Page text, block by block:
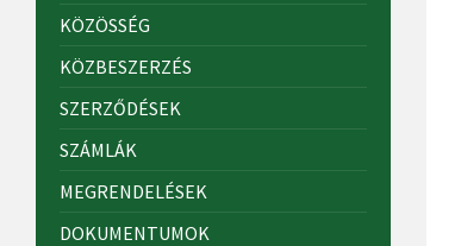
KÖZÖSSÉG
KÖZBESZERZÉS
SZERZŐDÉSEK
SZÁMLÁK
MEGRENDELÉSEK
DOKUMENTUMOK